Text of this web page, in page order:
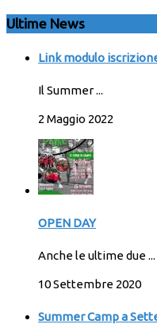
Ultime News
Link modulo
Il Summer ...
2 Maggio 2022
OPEN DAY
Anche le ultime due ...
10 Settembre 2020
Summer Camp a